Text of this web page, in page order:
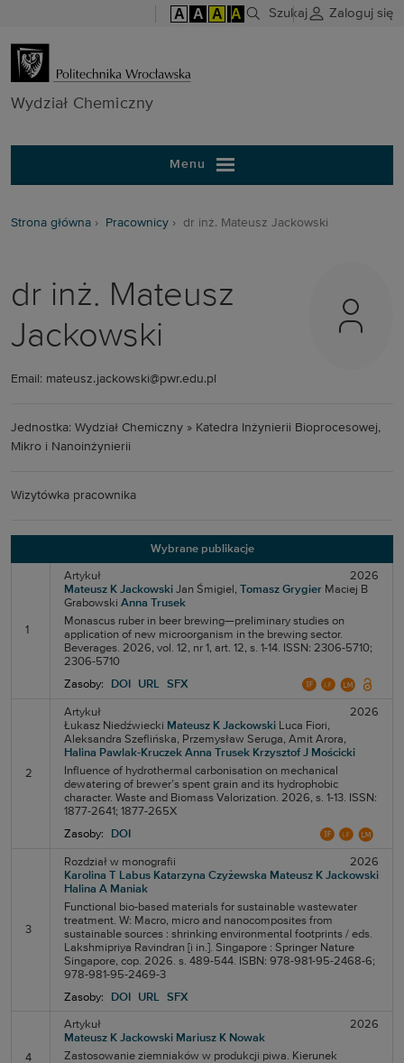
A A A A Szukaj Zaloguj się
Wydział
Wydział Chemiczny
Menu
Strona główna Pracownicy dr inż. Mateusz Jackowski
dr inż. Mateusz
Jackowski
Email: mateusz.jackowski@pwr.edu.pl
Jednostka: Wydział Chemiczny » Katedra Inżynierii Bioprocesowej,
Mikro i Nanoinżynierii
Wizytówka pracownika
Wybrane publikacje
1
Artykuł
2026
Mateusz K Jackowski Jan Śmigiel, Tomasz Grygier Maciej B
Grabowski Anna Trusek
Monascus ruber in beer brewing—preliminary studies on
application of new microorganism in the brewing sector.
Beverages. 2026, vol. 12, nr 1, art. 12, s. 1-14. ISSN: 2306-5710;
2306-5710
Zasoby:
DOI URL SFX
2
Artykuł
2026
Łukasz Niedźwiecki Mateusz K Jackowski Luca Fiori,
Aleksandra Szeflińska, Przemysław Seruga, Amit Arora,
Halina Pawlak-Kruczek Anna Trusek Krzysztof J Mościcki
Influence of hydrothermal carbonisation on mechanical
dewatering of brewer’s spent grain and its hydrophobic
character. Waste and Biomass Valorization. 2026, s. 1-13. ISSN:
1877-2641; 1877-265X
Zasoby:
DOI
3
Rozdział w monografii
2026
Karolina T Labus Katarzyna Czyżewska Mateusz K Jackowski
Halina A Maniak
Functional bio-based materials for sustainable wastewater
treatment. W: Macro, micro and nanocomposites from
sustainable sources : shrinking environmental footprints / eds.
Lakshmipriya Ravindran [i in.]. Singapore : Springer Nature
Singapore, cop. 2026. s. 489-544. ISBN: 978-981-95-2468-6;
978-981-95-2469-3
Zasoby:
DOI URL SFX
4
Artykuł
2026
Mateusz K Jackowski Mariusz K Nowak
Zastosowanie ziemniaków w produkcji piwa. Kierunek